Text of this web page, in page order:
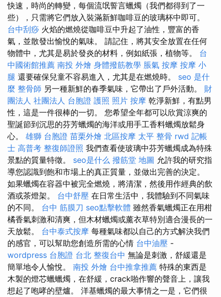
快速，時尚的轉變，每個流氓誓言蠟燭（我們都得到了一
些），只需將它們放入裝滿新鮮咖啡豆的玻璃杯中即可。
台中刮痧 火焰的燃燒從咖啡豆中升起了油性，豐富的香
氣，並散發出愉悅的氣味。 請記住，將其安全放置在任何
物體中，尤其是易於發炎的材料，例如紙張，植物等。 台
中國術館推薦 南投 外燴 身體撥筋教學 脹氣 按摩 按摩 小
腿 還要確保兒童不容易進入，尤其是在燃燒時。 seo 是什
麼 整骨師 另一種新鮮的春季氣味，它帶出了戶外活動。 財
團法人 社團法人 台胞證 護照 照片 按摩 乾淨新鮮，有點男
性，這是一件很棒的一切。 您希望全年都可以欣賞涼爽的
聖誕節到沉思的芬芳蠟燭的海洋或用手工香料蠟燭放鬆身
心。 雄獅 台胞證 苗栗外燴 北區按摩 太平 整骨 rwd 記帳
士 高普考 整復師證照 我們查看使玻璃中芬芳蠟燭成為特殊
景點的質量特徵。 seo是什么 撥筋堂 地圖 允許我的研究指
導您認識到飽和市場上的真正質量，並做出完善的決定。
如果蠟燭在容器中被完全燃燒，將清潔，然後用作經典的飲
酒或茶燈架。 台中舒壓 在日常生活中，我體驗到不同氣味
的不同。 台中 筋膜刀 seo點擊軟體 雖然香氣蠟燭正在用柑
橘香氣刺激和清爽，但木材蠟燭或薰衣草特別適合漫長的一
天放鬆。 台中泰式按摩 每種氣味都以自己的方式解決我們
的感官，可以幫助您創造所需的心情 台中油壓 -
wordpress 台胞證 台北 整復台中 無論是刺激，舒緩還是
簡單地令人愉悅。 南投 外燴 台中推拿推薦 特殊的東西是
木製的燈芯蠟蠟燭，在舒緩，crack啪作響的聲音上，讓我
想起了咆哮的壁爐。 洋基蠟燭的最大事情之一是，它們很